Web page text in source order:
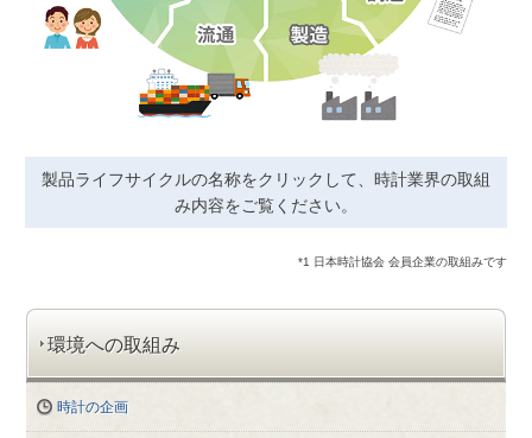
製品ライフサイクルの名称をクリックして、時計業界の取組
み内容をご覧ください。
*1 日本時計協会 会員企業の取組みです
環境への取組み
時計の企画